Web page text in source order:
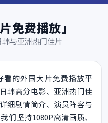
免费播放」
与亚洲热门佳片
的外国大片免费播放平
韩高分电影、亚洲热门佳
细剧情简介、演员阵容与
们坚持1080P高清画质、